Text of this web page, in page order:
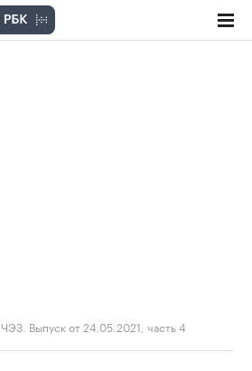
ЧЭЗ. Выпуск от 24.05.2021, часть 4